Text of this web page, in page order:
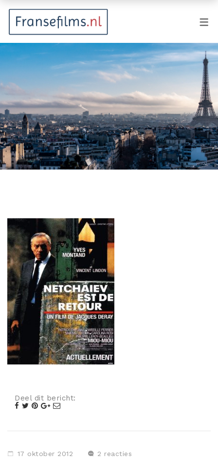
Animatie
Documentaire
Drama
Fantasy
Horror
Misdaad
Musical
Oorlogsfilm
Romantische komedie
Thriller
Deel dit bericht:
17 oktober 2012 2 reacties